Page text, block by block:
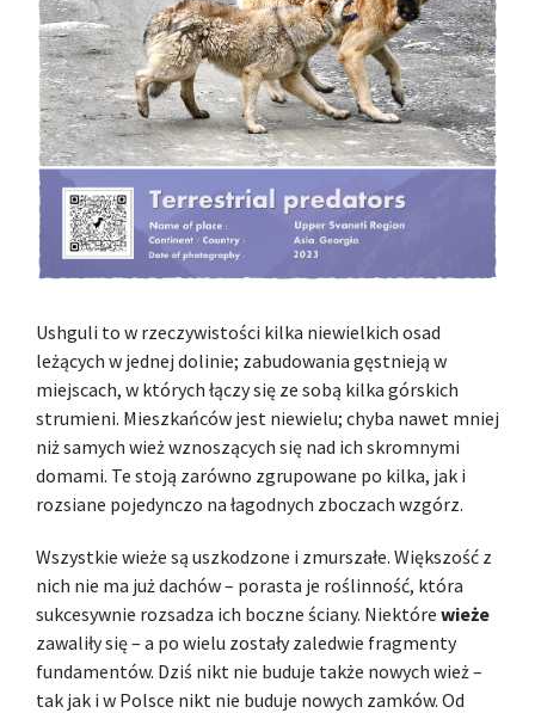
Ushguli to w rzeczywistości kilka niewielkich osad
leżących w jednej dolinie; zabudowania gęstnieją w
miejscach, w których łączy się ze sobą kilka górskich
strumieni. Mieszkańców jest niewielu; chyba nawet mniej
niż samych wież wznoszących się nad ich skromnymi
domami. Te stoją zarówno zgrupowane po kilka, jak i
rozsiane pojedynczo na łagodnych zboczach wzgórz.
Wszystkie wieże są uszkodzone i zmurszałe. Większość z
nich nie ma już dachów – porasta je roślinność, która
sukcesywnie rozsadza ich boczne ściany. Niektóre wieże
zawaliły się – a po wielu zostały zaledwie fragmenty
fundamentów. Dziś nikt nie buduje także nowych wież –
tak jak i w Polsce nikt nie buduje nowych zamków. Od